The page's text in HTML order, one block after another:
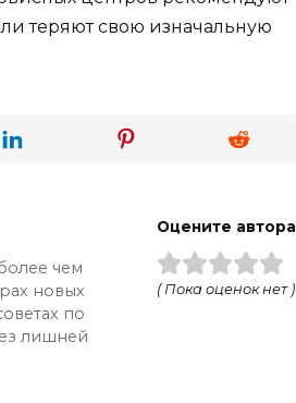
теряют свою изначальную
чем
новых
по
лишней
Оцените автора
( Пока оценок нет )